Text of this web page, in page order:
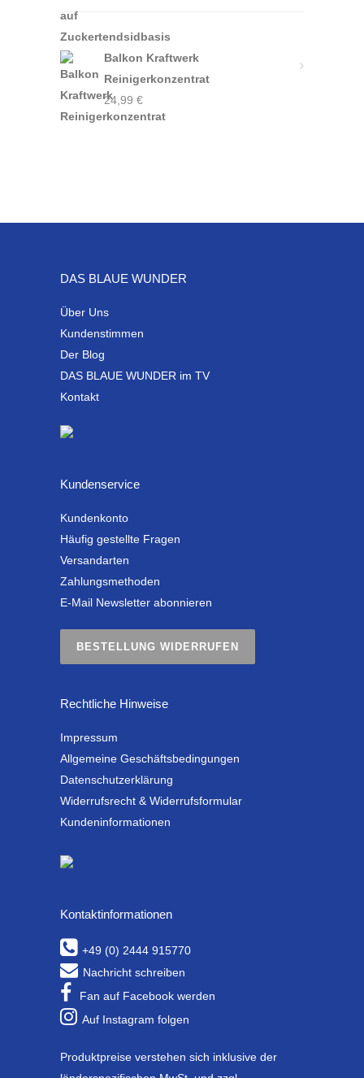
Balkon Kraftwerk
Reinigerkonzentrat
24,99 €
DAS BLAUE WUNDER
Über Uns
Kundenstimmen
Der Blog
DAS BLAUE WUNDER im TV
Kontakt
Kundenservice
Kundenkonto
Häufig gestellte Fragen
Versandarten
Zahlungsmethoden
E-Mail Newsletter abonnieren
BESTELLUNG WIDERRUFEN
Rechtliche Hinweise
Impressum
Allgemeine Geschäftsbedingungen
Datenschutzerklärung
Widerrufsrecht & Widerrufsformular
Kundeninformationen
Kontaktinformationen
+49 (0) 2444 915770
Nachricht schreiben
Fan auf Facebook werden
Auf Instagram folgen
Produktpreise verstehen sich inklusive der